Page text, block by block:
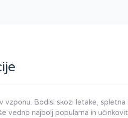
vzponu. Bodisi skozi letake,
vedno najbolj popularna in